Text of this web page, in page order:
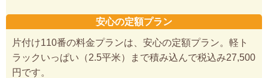
安心の定額プラン
片付け110番の料金プランは、安心の定額プラン。軽ト
ラックいっぱい（2.5平米）まで積み込んで税込み27,500
円です。